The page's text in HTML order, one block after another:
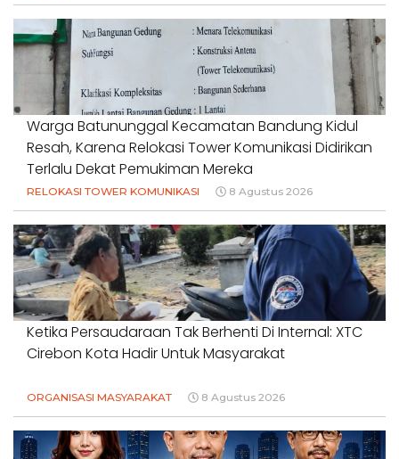
Warga Batununggal Kecamatan Bandung Kidul
Resah, Karena Relokasi Tower Komunikasi Didirikan
Terlalu Dekat Pemukiman Mereka
RELOKASI TOWER KOMUNIKASI 8 Agustus 2026
Ketika Persaudaraan Tak Berhenti Di Internal: XTC
Cirebon Kota Hadir Untuk Masyarakat
ORGANISASI MASYARAKAT 8 Agustus 2026